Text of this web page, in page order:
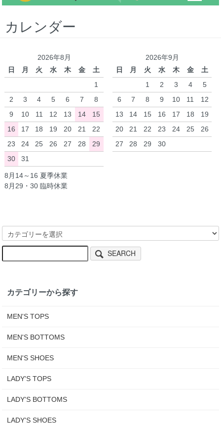
カレンダー
2026年8月
日
月 火 水 木 金
土
1
2
3 4 5 6 7
8
9
10 11 12 13 14
15
16
17 18 19 20 21
22
23
24 25 26 27 28
29
30
31
2026年9月
日
月 火 水 木 金
土
1
2 3 4
5
6
7 8 9 10 11
12
13
14 15 16 17 18
19
20
21 22 23 24 25
26
27
28 29 30
8月14～16 夏季休業
8月29・30 臨時休業
SEARCH
カテゴリーから探す
MEN'S TOPS
MEN'S BOTTOMS
MEN'S SHOES
LADY'S TOPS
LADY'S BOTTOMS
LADY'S SHOES